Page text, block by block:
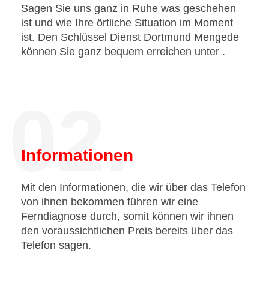
Sagen Sie uns ganz in Ruhe was geschehen
ist und wie Ihre örtliche Situation im Moment
ist. Den Schlüssel Dienst Dortmund Mengede
können Sie ganz bequem erreichen unter .
02.
Informationen
Mit den Informationen, die wir über das Telefon
von ihnen bekommen führen wir eine
Ferndiagnose durch, somit können wir ihnen
den voraussichtlichen Preis bereits über das
Telefon sagen.